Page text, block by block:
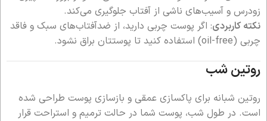
زودرس و آسیب‌های ناشی از آفتاب جلوگیری می‌کند.
نکته کاربردی: اگر پوست چربی دارید، از ضدآفتاب‌های سبک و فاقد
چربی (oil-free) استفاده کنید تا پوستتان براق نشود.
روتین شب
روتین شبانه برای پاکسازی عمقی و بازسازی پوست طراحی شده
است. در طول شب، پوست شما در حالت ترمیم و استراحت قرار